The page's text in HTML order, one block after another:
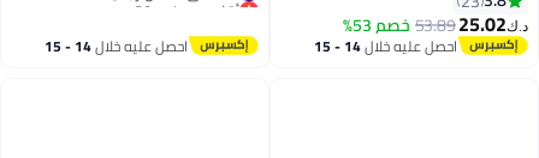
22
د.ك‏25.02
53.89خصم 53%
احصل عليه خلال 14 - 15
#35 في صنادل رجالية
احصل عليه خلال 14 - 15